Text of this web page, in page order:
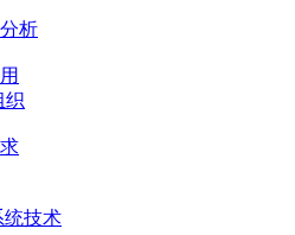
析
织
统技术